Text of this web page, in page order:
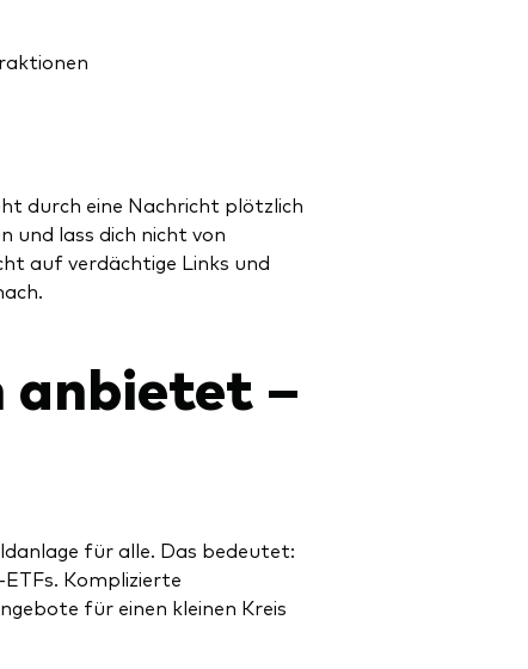
durch eine Nachricht plötzlich
und lass dich nicht von
auf verdächtige Links und
anbietet –
für alle. Das bedeutet:
Komplizierte
für einen kleinen Kreis